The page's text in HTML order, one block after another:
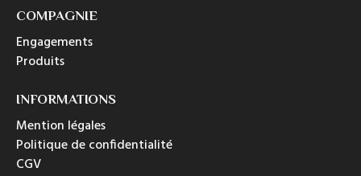
COMPAGNIE
Engagements
Produits
INFORMATIONS
Mention légales
Politique de confidentialité
CGV